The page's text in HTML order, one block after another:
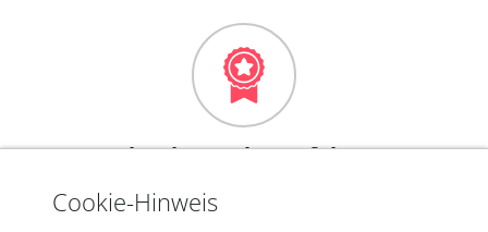
Mehr als 10 Jahre Erfahrung
In den Kfz-Diagnosegeräten von autoaid stecken
Cookie-Hinweis